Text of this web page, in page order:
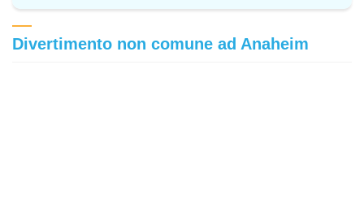
Divertimento non comune ad Anaheim